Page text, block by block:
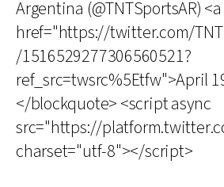
Argentina (@TNTSportsAR) <a
href="https://twitter.com/
/1516529277306560521?
ref_src=twsrc%5Etfw">April
</blockquote> <script async
src="https://
charset="utf-8"></script>